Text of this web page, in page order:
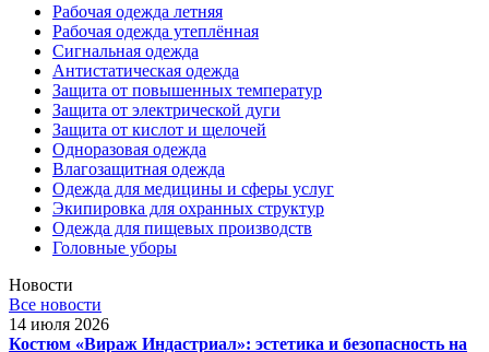
Рабочая одежда летняя
Рабочая одежда утеплённая
Сигнальная одежда
Антистатическая одежда
Защита от повышенных температур
Защита от электрической дуги
Защита от кислот и щелочей
Одноразовая одежда
Влагозащитная одежда
Одежда для медицины и сферы услуг
Экипировка для охранных структур
Одежда для пищевых производств
Головные уборы
Новости
Все новости
14 июля 2026
Костюм «Вираж Индастриал»: эстетика и безопасность на